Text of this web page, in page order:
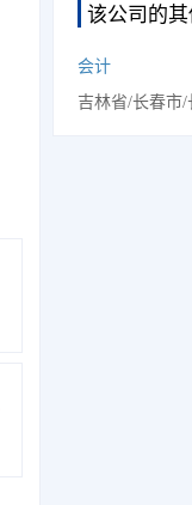
该公司的
会计
吉林省/长春市/